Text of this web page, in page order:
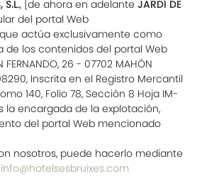
S.L., [de ahora en adelante JARDÍ DE
del portal Web
actúa exclusivamente como
de los contenidos del portal Web
26 - 07702 MAHÓN
Inscrita en el Registro Mercantil
140, Folio 78, Sección 8 Hoja IM-
la encargada de la explotación,
del portal Web mencionado
nosotros, puede hacerlo mediante
info@hotelsesbruixes.com